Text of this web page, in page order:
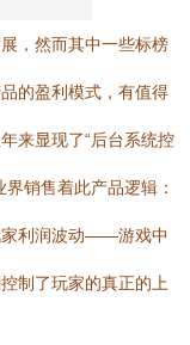
，然而其中一些标榜
的盈利模式，有值得
来显现了“后台系统控
销售着此产品逻辑：
家利润波动——游戏中
制了玩家的真正的上